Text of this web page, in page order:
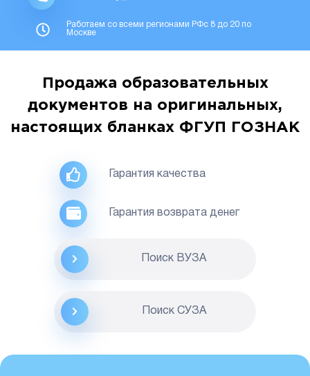
Работаем со всеми регионами РФс 8 до 20 по
Москве
Продажа образовательных
документов на оригинальных,
настоящих бланках ФГУП ГОЗНАК
Гарантия качества
Гарантия возврата денег
Поиск ВУЗА
Поиск CУЗА